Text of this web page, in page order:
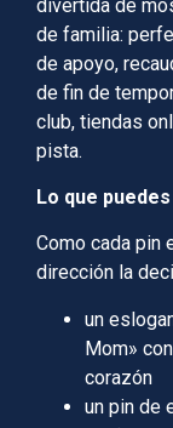
divertida de
de familia:
de apoyo,
de fin de
club, tiendas
pista.
Lo que
Como cada pin
dirección la
un
Mom»
corazón
un pin de